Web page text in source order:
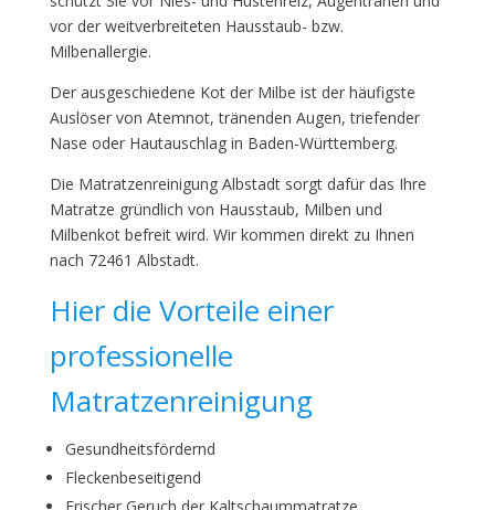
vor der weitverbreiteten Hausstaub- bzw.
Milbenallergie.
Der ausgeschiedene Kot der Milbe ist der häufigste
Auslöser von Atemnot, tränenden Augen, triefender
Nase oder Hautauschlag in Baden-Württemberg.
Die Matratzenreinigung Albstadt sorgt dafür das Ihre
Matratze gründlich von Hausstaub, Milben und
Milbenkot befreit wird. Wir kommen direkt zu Ihnen
nach 72461 Albstadt.
Hier die Vorteile einer
professionelle
Matratzenreinigung
Gesundheitsfördernd
Fleckenbeseitigend